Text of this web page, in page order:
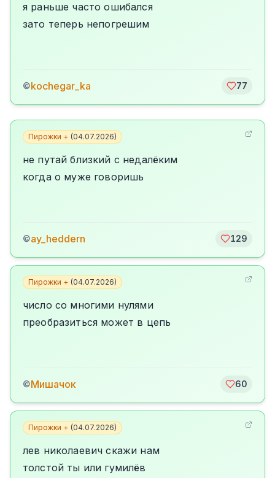
я раньше часто ошибался
зато теперь непогрешим
©kochegar_ka 77
Пирожки + (04.07.2026)
не путай близкий с недалёким
когда о муже говоришь
©ay_heddern 129
Пирожки + (04.07.2026)
число со многими нулями
преобразиться может в цепь
©Мишачок 60
Пирожки + (04.07.2026)
лев николаевич скажи нам
толстой ты или гумилёв